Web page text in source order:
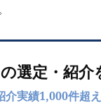
選定・紹介
実績1,000件超え